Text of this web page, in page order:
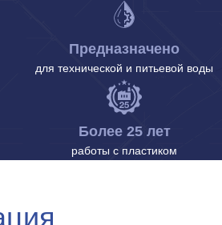
Предназначено
для технической и питьевой воды
Более 25 лет
работы с пластиком